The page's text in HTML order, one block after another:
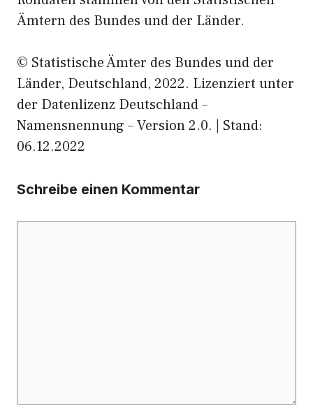
Ämtern des Bundes und der Länder.
© Statistische Ämter des Bundes und der
Länder, Deutschland, 2022. Lizenziert unter
der Datenlizenz Deutschland –
Namensnennung – Version 2.0. | Stand:
06.12.2022
Schreibe einen Kommentar